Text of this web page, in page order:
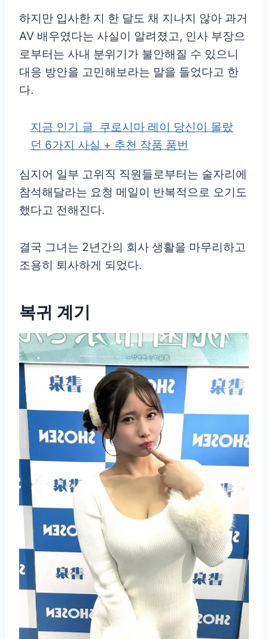
하지만 입사한 지 한 달도 채 지나지 않아 과거
AV 배우였다는 사실이 알려졌고, 인사 부장으
로부터는 사내 분위기가 불안해질 수 있으니
대응 방안을 고민해보라는 말을 들었다고 한
다.
지금 인기 글 쿠로시마 레이 당신이 몰랐
던 6가지 사실 + 추천 작품 품번
심지어 일부 고위직 직원들로부터는 술자리에
참석해달라는 요청 메일이 반복적으로 오기도
했다고 전해진다.
결국 그녀는 2년간의 회사 생활을 마무리하고
조용히 퇴사하게 되었다.
복귀 계기